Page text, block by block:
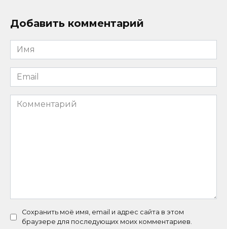
Добавить комментарий
Имя
*
Email
*
Комментарий
Сохранить моё имя, email и адрес сайта в этом
браузере для последующих моих комментариев.